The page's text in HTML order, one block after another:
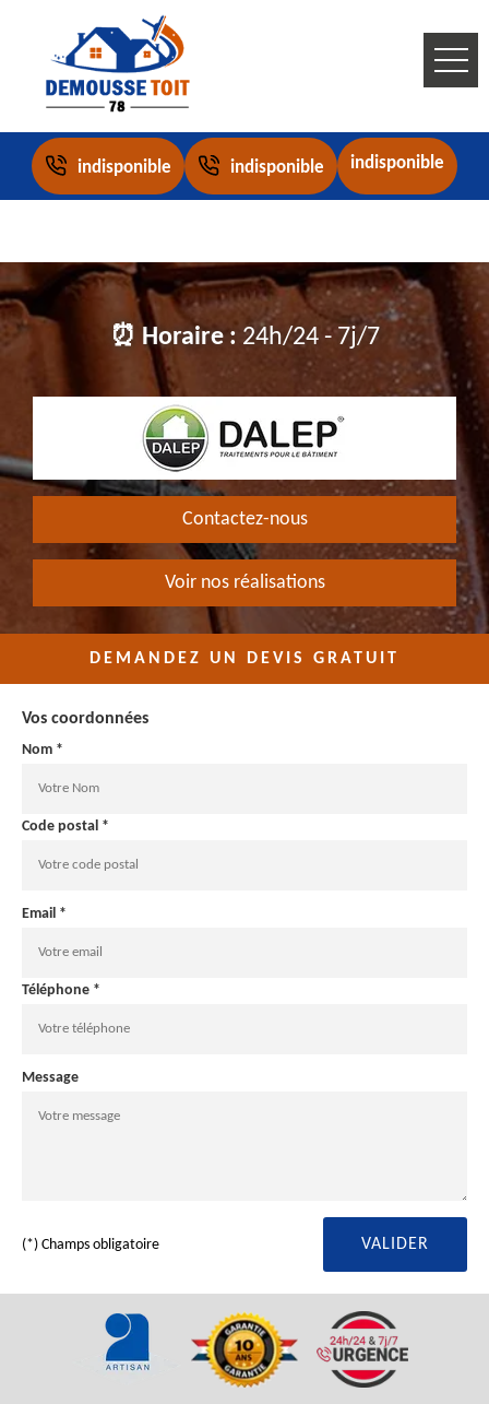
indisponible indisponible indisponible
⏰ Horaire : 24h/24 - 7j/7
Contactez-nous
Voir nos réalisations
DEMANDEZ UN DEVIS GRATUIT
Vos coordonnées
Nom *
Code postal *
Email *
Téléphone *
Message
(*) Champs obligatoire